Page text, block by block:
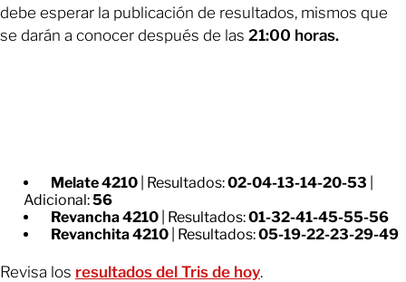
debe esperar la publicación de resultados, mismos que
se darán a conocer después de las 21:00 horas.
Melate4210 | Resultados:02-04-13-14-20-53
Adicional:56
Revancha4210 | Resultados:01-32-41-45-55-56
Revanchita4210 | Resultados:05-19-22-23-29-49
Revisa los resultados del Tris de hoy.